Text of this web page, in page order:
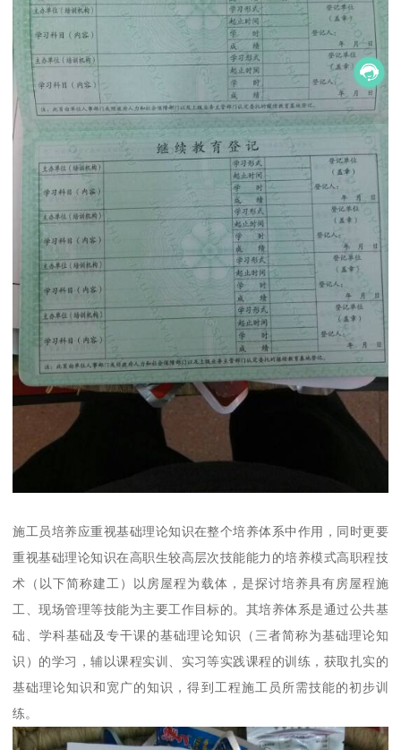
施工员培养应重视基础理论知识在整个培养体系中作用，同时更要
重视基础理论知识在高职生较高层次技能能力的培养模式高职程技
术（以下简称建工）以房屋程为载体，是探讨培养具有房屋程施
工、现场管理等技能为主要工作目标的。其培养体系是通过公共基
础、学科基础及专干课的基础理论知识（三者简称为基础理论知
识）的学习，辅以课程实训、实习等实践课程的训练，获取扎实的
基础理论知识和宽广的知识，得到工程施工员所需技能的初步训
练。